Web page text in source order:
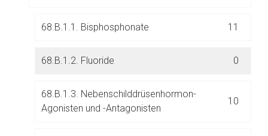
68.B.1.1. Bisphosphonate 11
68.B.1.2. Fluoride 0
68.B.1.3. Nebenschilddrüsenhormon-
Agonisten und -Antagonisten
10